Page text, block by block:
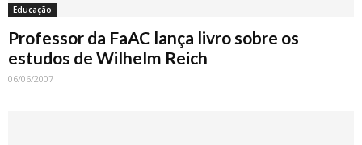
Educação
Professor da FaAC lança livro sobre os
estudos de Wilhelm Reich
06/06/2007